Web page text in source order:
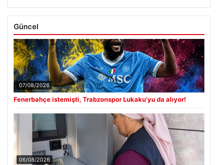
Güncel
07/08/2026
Fenerbahçe istemişti, Trabzonspor Lukaku’yu da alıyor!
06/08/2026